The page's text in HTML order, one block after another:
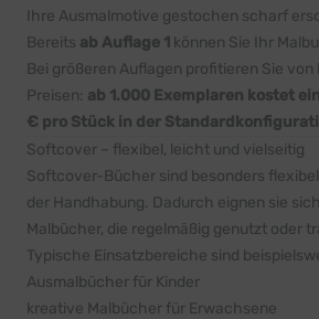
Ihre Ausmalmotive gestochen scharf
Bereits ab Auflage 1 können Sie Ihr
Bei größeren Auflagen profitieren Sie
Preisen: ab 1.000 Exemplaren kostet
€ pro Stück in der
Softcover – flexibel, leicht und vielseitig
Softcover-Bücher sind besonders
der Handhabung. Dadurch eignen sie
Malbücher, die regelmäßig genutzt oder
Typische Einsatzbereiche sind
Ausmalbücher für Kinder
kreative Malbücher für Erwachsene